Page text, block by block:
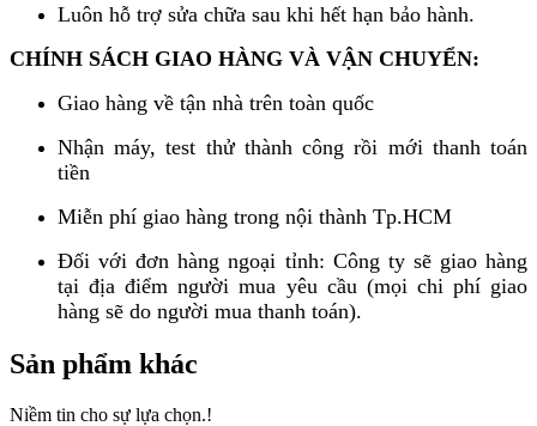
Luôn hỗ trợ sửa chữa sau khi hết hạn bảo hành.
CHÍNH SÁCH GIAO HÀNG VÀ VẬN CHUYỂN:
Giao hàng về tận nhà trên toàn quốc
Nhận máy, test thử thành công rồi mới thanh toán
tiền
Miễn phí giao hàng trong nội thành Tp.HCM
Đối với đơn hàng ngoại tỉnh: Công ty sẽ giao hàng
tại địa điểm người mua yêu cầu (mọi chi phí giao
hàng sẽ do người mua thanh toán).
Sản phẩm khác
Niềm tin cho sự lựa chọn.!